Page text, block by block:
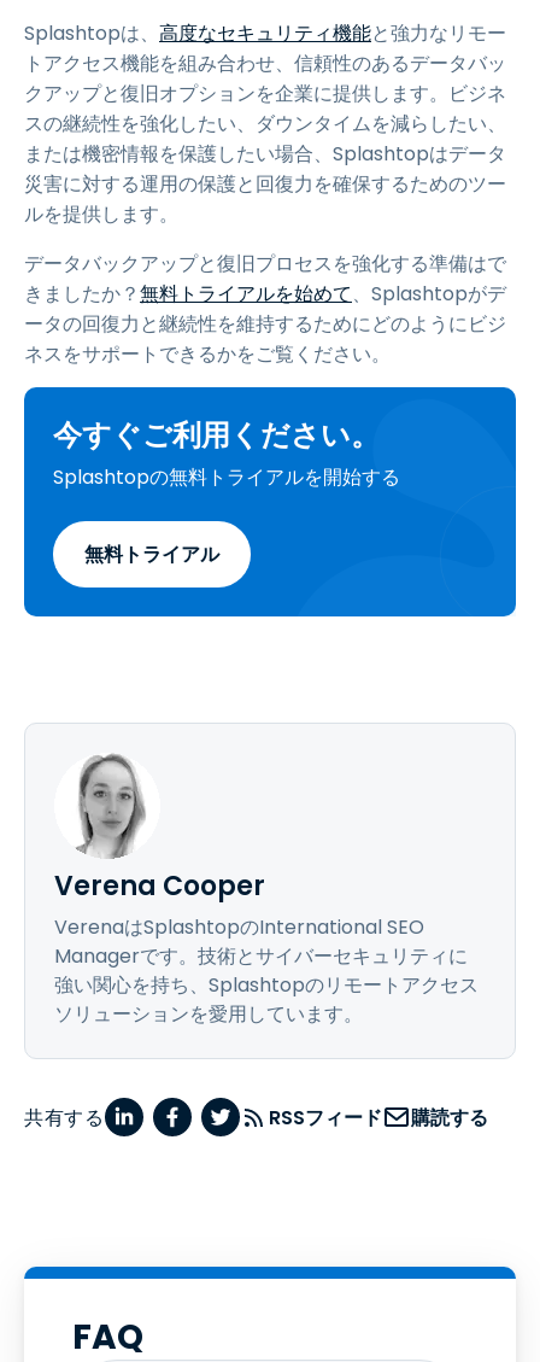
Splashtopは、 高度なセキュリティ機能と強力なリモー
トアクセス機能を組み合わせ、信頼性のあるデータバッ
クアップと復旧オプションを企業に提供します。ビジネ
スの継続性を強化したい、ダウンタイムを減らしたい、
または機密情報を保護したい場合、Splashtopはデータ
災害に対する運用の保護と回復力を確保するためのツー
ルを提供します。
データバックアップと復旧プロセスを強化する準備はで
きましたか？無料トライアルを始めて、Splashtopがデ
ータの回復力と継続性を維持するためにどのようにビジ
ネスをサポートできるかをご覧ください。
今すぐご利用ください。
Splashtopの無料トライアルを開始する
無料トライアル
Verena Cooper
VerenaはSplashtopのInternational SEO
Managerです。技術とサイバーセキュリティに
強い関心を持ち、Splashtopのリモートアクセス
ソリューションを愛用しています。
共有する RSSフィード 購読する
FAQ